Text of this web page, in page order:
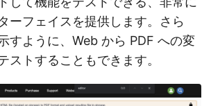
ーフェイスを提供します。さら
すように、Web から PDF への変
ストすることもできます。